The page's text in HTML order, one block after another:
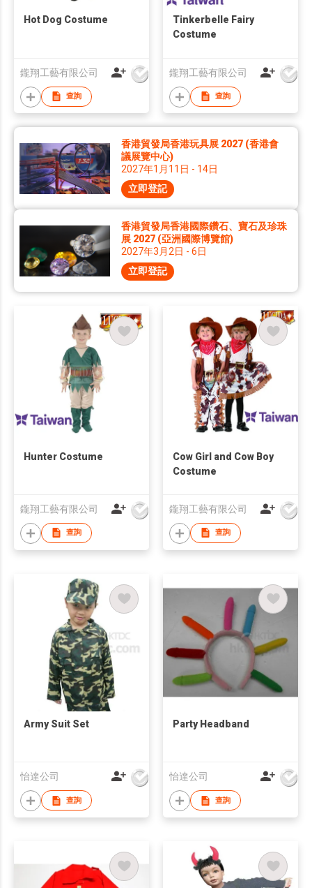
Hot Dog Costume
鑨翔工藝有限公司
查詢
Tinkerbelle Fairy
Costume
鑨翔工藝有限公司
查詢
香港貿發局香港玩具展 2027 (香港會
議展覽中心)
2027年1月11日 - 14日
立即登記
香港貿發局香港國際鑽石、寶石及珍珠
展 2027 (亞洲國際博覽館)
2027年3月2日 - 6日
立即登記
Hunter Costume
鑨翔工藝有限公司
查詢
Cow Girl and Cow Boy
Costume
鑨翔工藝有限公司
查詢
Army Suit Set
怡達公司
查詢
Party Headband
怡達公司
查詢